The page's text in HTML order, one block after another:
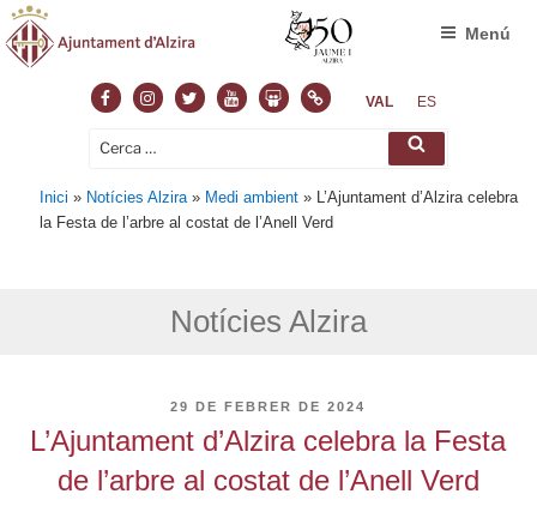
FacebookInstagram
TwitterYoutubeSlideshare
NormasVAL ES
Cerca: Cerca
Menú
Inici » Notícies Alzira » Medi ambient » L’Ajuntament d’Alzira celebra
la Festa de l’arbre al costat de l’Anell Verd
Notícies Alzira
PUBLICAT
29 DE FEBRER DE 2024
L’Ajuntament d’Alzira celebra la Festa
de l’arbre al costat de l’Anell Verd